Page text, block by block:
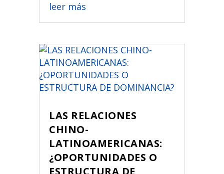
leer más
LAS RELACIONES
CHINO-
LATINOAMERICANAS:
¿OPORTUNIDADES O
ESTRUCTURA DE